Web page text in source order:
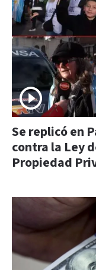
Se replicó en
contra la Ley
Propiedad